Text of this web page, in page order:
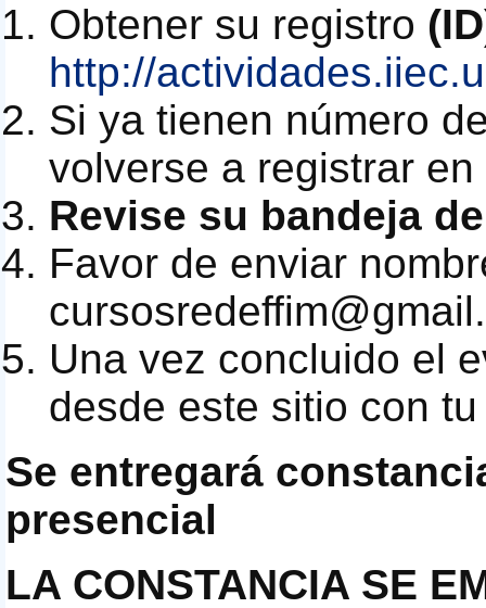
Obtener su registro
http://
Si ya tienen número
volverse a registrar
Revise su bandeja
Favor de enviar
Una vez concluido el
desde este sitio con
Se entregará
presencial
LA CONSTANCIA SE